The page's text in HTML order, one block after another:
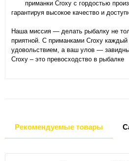
приманки Croxy с гордостью
гарантируя высокое качество и
Наша миссия — делать рыбалку не
приятной. С приманками Croxy каждый
удовольствием, а ваш улов —
Croxy – это превосходство в рыбалке
Рекомендуемые товары